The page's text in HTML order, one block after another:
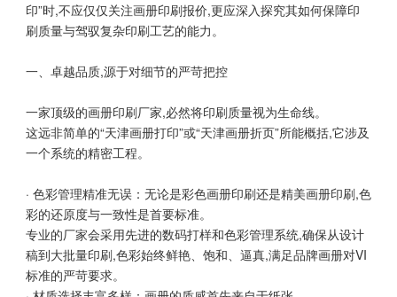
印”时,不应仅仅关注画册印刷报价,更应深入探究其如何保障印
刷质量与驾驭复杂印刷工艺的能力。
一、卓越品质,源于对细节的严苛把控
一家顶级的画册印刷厂家,必然将印刷质量视为生命线。
这远非简单的“天津画册打印”或“天津画册折页”所能概括,它涉及
一个系统的精密工程。
· 色彩管理精准无误：无论是彩色画册印刷还是精美画册印刷,色
彩的还原度与一致性是首要标准。
专业的厂家会采用先进的数码打样和色彩管理系统,确保从设计
稿到大批量印刷,色彩始终鲜艳、饱和、逼真,满足品牌画册对VI
标准的严苛要求。